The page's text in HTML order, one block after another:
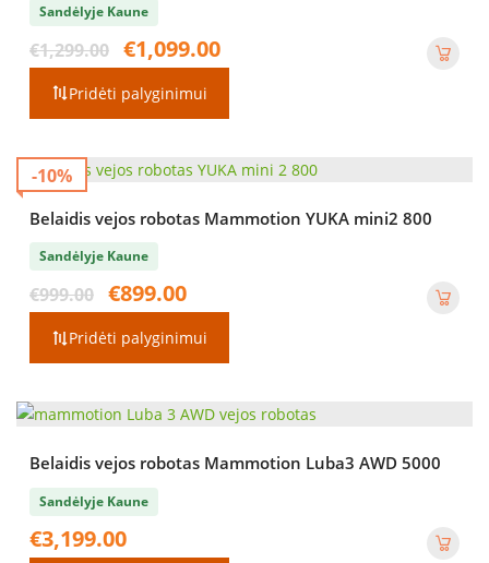
Sandėlyje Kaune
€1,299.00
Original
price
was:
€1,299.00.
€1,099.00
Pridėti palyginimui
-10%
Belaidis vejos robotas Mammotion YUKA mini2 800
Sandėlyje Kaune
€999.00
Original
price
was:
€999.00.
€899.00
€899.00.
Pridėti palyginimui
Belaidis vejos robotas Mammotion Luba3 AWD 5000
Sandėlyje Kaune
€3,199.00